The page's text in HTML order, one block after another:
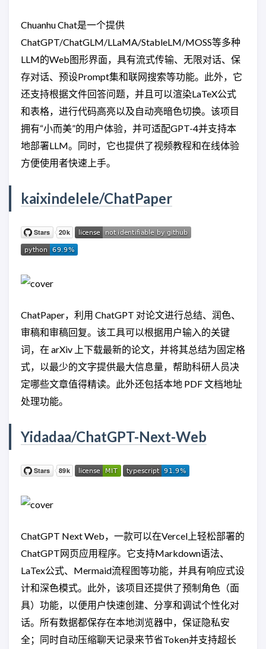
Chuanhu Chat是一个提供
ChatGPT/ChatGLM/LLaMA/StableLM/MOSS等多种
LLM的Web图形界面，具有流式传输、无限对话、保
存对话、预设Prompt集和联网搜索等功能。此外，它
还支持根据文件回答问题，并且可以渲染LaTeX公式
和表格，进行代码高亮以及自动亮暗色切换。该项目
拥有“小而美”的用户体验，并可适配GPT-4并支持本
地部署LLM。同时，它也提供了视频教程和在线体验
方便使用者快速上手。
kaixindelele/ChatPaper
ChatPaper，利用 ChatGPT 对论文进行总结、润色、
审稿和审稿回复。该工具可以根据用户输入的关键
词，在 arXiv 上下载最新的论文，并将其总结为固定格
式，以最少的文字提供最大信息量，帮助科研人员决
定哪些文章值得精读。此外还包括本地 PDF 文档地址
处理功能。
Yidadaa/ChatGPT-Next-Web
ChatGPT Next Web，一款可以在Vercel上轻松部署的
ChatGPT网页应用程序。它支持Markdown语法、
LaTex公式、Mermaid流程图等功能，并具有响应式设
计和深色模式。此外，该项目还提供了预制角色（面
具）功能，以便用户快速创建、分享和调试个性化对
话。所有数据都保存在本地浏览器中，保证隐私安
全；同时自动压缩聊天记录来节省Token并支持超长